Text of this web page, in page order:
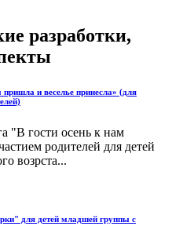
разработки,
и веселье принесла» (для
"В гости осень к нам
родителей для детей
возрста...
для детей младшей группы с